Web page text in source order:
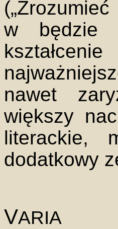
w będzie
nawet
większy
literackie,
dodatkowy
VARIA